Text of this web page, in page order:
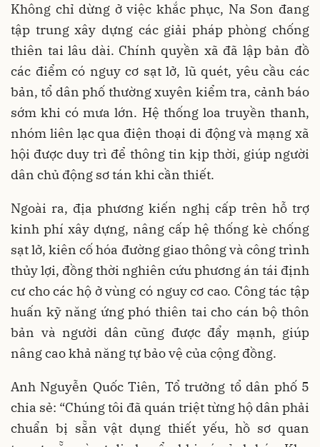
Không chỉ dừng ở việc khắc phục, Na Son đang
tập trung xây dựng các giải pháp phòng chống
thiên tai lâu dài. Chính quyền xã đã lập bản đồ
các điểm có nguy cơ sạt lở, lũ quét, yêu cầu các
bản, tổ dân phố thường xuyên kiểm tra, cảnh báo
sớm khi có mưa lớn. Hệ thống loa truyền thanh,
nhóm liên lạc qua điện thoại di động và mạng xã
hội được duy trì để thông tin kịp thời, giúp người
dân chủ động sơ tán khi cần thiết.
Ngoài ra, địa phương kiến nghị cấp trên hỗ trợ
kinh phí xây dựng, nâng cấp hệ thống kè chống
sạt lở, kiên cố hóa đường giao thông và công trình
thủy lợi, đồng thời nghiên cứu phương án tái định
cư cho các hộ ở vùng có nguy cơ cao. Công tác tập
huấn kỹ năng ứng phó thiên tai cho cán bộ thôn
bản và người dân cũng được đẩy mạnh, giúp
nâng cao khả năng tự bảo vệ của cộng đồng.
Anh Nguyễn Quốc Tiên, Tổ trưởng tổ dân phố 5
chia sẻ: “Chúng tôi đã quán triệt từng hộ dân phải
chuẩn bị sẵn vật dụng thiết yếu, hồ sơ quan